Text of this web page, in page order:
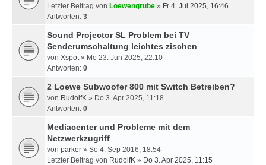
Letzter Beitrag von Loewengrube » Fr 4. Jul 2025, 16:46
Antworten: 3
Sound Projector SL Problem bei TV
Senderumschaltung leichtes zischen
von Xspot» Mo 23. Jun 2025, 22:10
Antworten: 0
2 Loewe Subwoofer 800 mit Switch Betreiben?
von RudolfK » Do 3. Apr 2025, 11:18
Antworten: 0
Mediacenter und Probleme mit dem
Netzwerkzugriff
von parker » So 4. Sep 2016, 18:54
Letzter Beitrag von RudolfK » Do 3. Apr 2025, 11:15